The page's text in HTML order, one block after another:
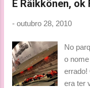
– for
É Räikkönen, ok
- outubro 28, 2010
No
o
errado!
era ter